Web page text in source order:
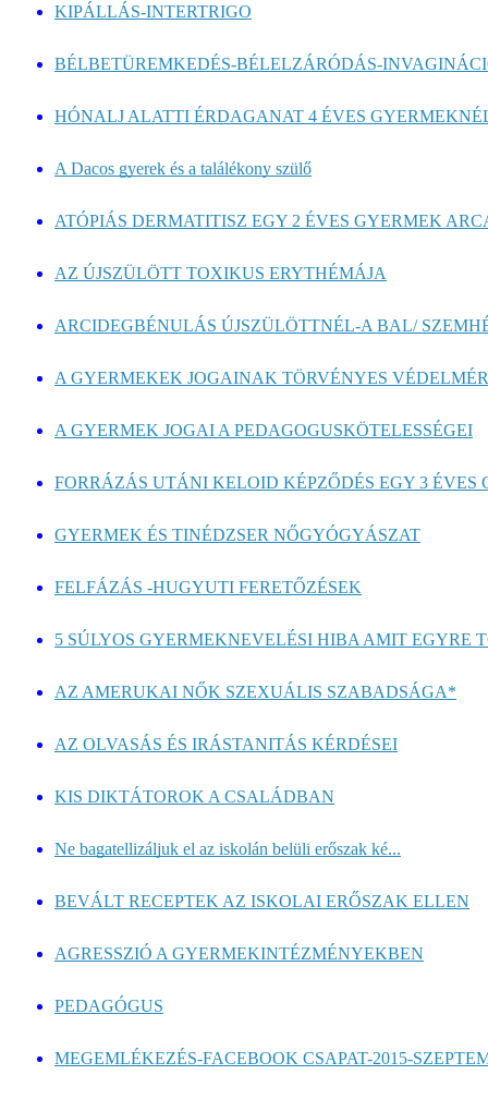
KIPÁLLÁS-INTERTRIGO
BÉLBETÜREMKEDÉS-BÉLELZÁRÓDÁS-
HÓNALJ ALATTI ÉRDAGANAT 4 ÉVES
A Dacos gyerek és a találékony szülő
ATÓPIÁS DERMATITISZ EGY 2 ÉVES GYERMEK
AZ ÚJSZÜLÖTT TOXIKUS ERYTHÉMÁJA
ARCIDEGBÉNULÁS ÚJSZÜLÖTTNÉL-A BAL/
A GYERMEKEK JOGAINAK TÖRVÉNYES
A GYERMEK JOGAI A PEDAGOGUSKÖTELESSÉGEI
FORRÁZÁS UTÁNI KELOID KÉPZŐDÉS EGY 3 ÉVES
GYERMEK ÉS TINÉDZSER NŐGYÓGYÁSZAT
FELFÁZÁS -HUGYUTI FERETŐZÉSEK
5 SÚLYOS GYERMEKNEVELÉSI HIBA AMIT EGYRE
AZ AMERUKAI NŐK SZEXUÁLIS SZABADSÁGA*
AZ OLVASÁS ÉS IRÁSTANITÁS KÉRDÉSEI
KIS DIKTÁTOROK A CSALÁDBAN
Ne bagatellizáljuk el az iskolán belüli erőszak ké...
BEVÁLT RECEPTEK AZ ISKOLAI ERŐSZAK ELLEN
AGRESSZIÓ A GYERMEKINTÉZMÉNYEKBEN
PEDAGÓGUS
MEGEMLÉKEZÉS-FACEBOOK CSAPAT-2015-